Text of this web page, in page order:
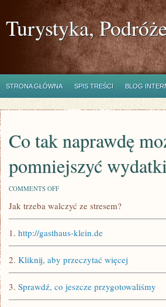
Turystyka,
STRONA GŁÓWNA SPIS TREŚCI BLOG
Co tak naprawdę
pomniejszyć
COMMENTS OFFON
TAK
NAPRAWDĘ
ZROBIĆ,
WYDATKI
NA
LEKI?
Jak trzeba walczyć ze stresem?
1. http://gasthaus-klein.de
2. Kliknij, aby przeczytać więcej
3. Sprawdź, co jeszcze przygotowaliśmy